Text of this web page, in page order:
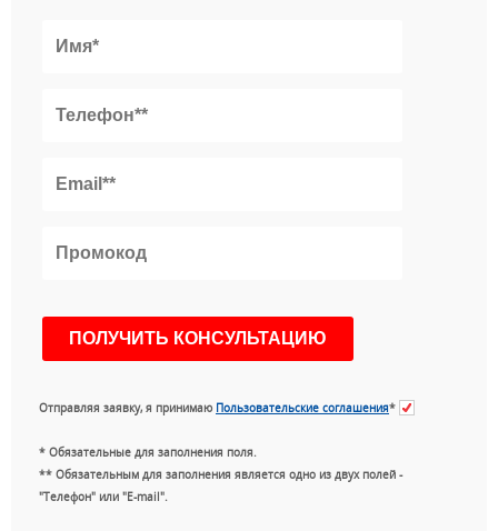
Отправляя заявку, я принимаю Пользовательские соглашения*
* Обязательные для заполнения поля.
** Обязательным для заполнения является одно из двух полей -
"Телефон" или "E-mail".